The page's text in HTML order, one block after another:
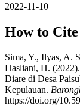
2022-11-10
How to Cite
Sima, Y., Ilyas, A.
Hasliani, H.
Diare di Desa
Kepulauan.
https://doi.org/